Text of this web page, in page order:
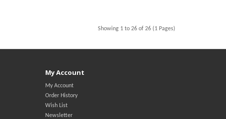
Showing 1 to 26 of 26 (1 Pages)
My Account
My Account
Order History
Wish List
Newsletter